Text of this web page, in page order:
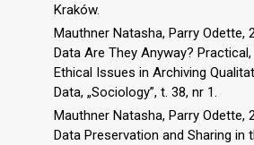
Kraków.
Mauthner Natasha, Parry Odette,
Data Are They Anyway? Practical,
Ethical Issues in Archiving
Data, „Sociology”, t. 38, nr 1.
Mauthner Natasha, Parry Odette,
Data Preservation and Sharing in